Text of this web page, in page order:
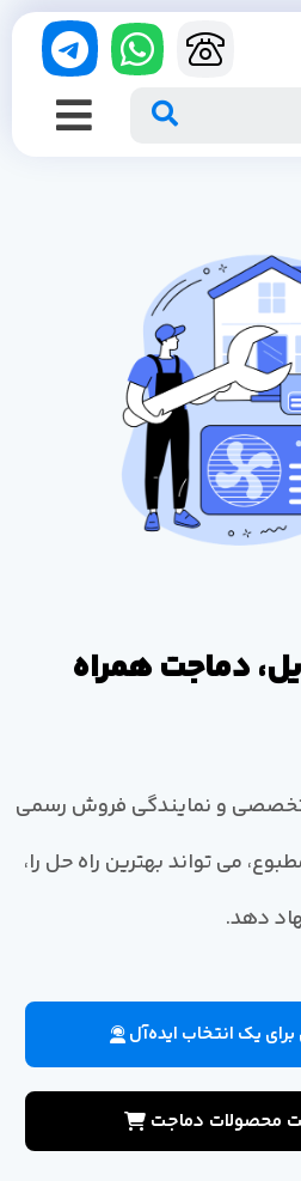
دماجت همراه
تخصصی و نمایندگی فروش رسمی
می تواند بهترین راه حل را،
دهد.
یک انتخاب ایده‌آل
محصولات دماجت